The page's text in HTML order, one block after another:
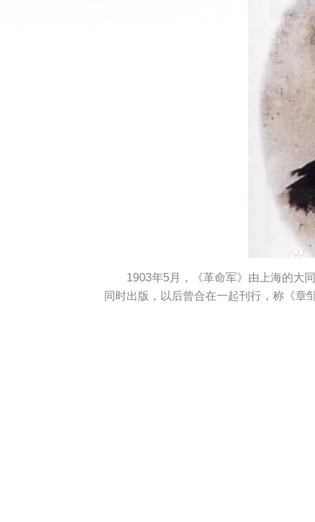
1903年5月，《革命军》由上海的大
同时出版，以后曾合在一起刊行，称《章